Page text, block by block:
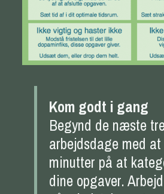
Kom godt i gang
Begynd de næste
arbejdsdage med
minutter på at
dine opgaver.